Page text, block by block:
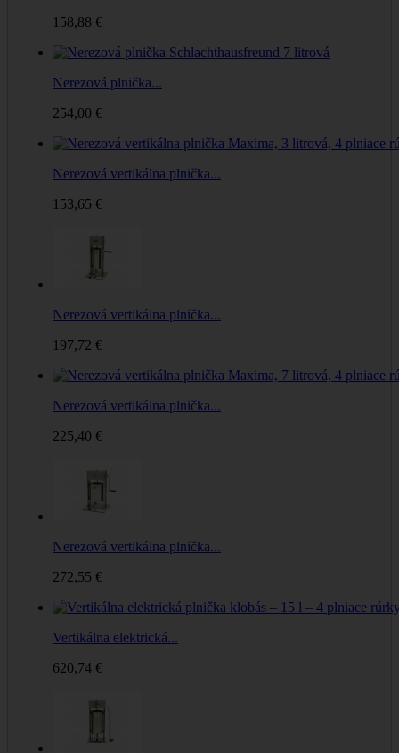
158,88 €
Nerezová plnička...
254,00 €
Nerezová vertikálna plnička...
153,65 €
Nerezová vertikálna plnička...
197,72 €
Nerezová vertikálna plnička...
225,40 €
Nerezová vertikálna plnička...
272,55 €
Vertikálna elektrická...
620,74 €